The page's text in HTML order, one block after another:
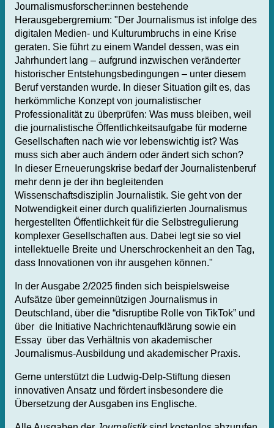
Journalismusforscher:innen bestehende
Herausgebergremium: "Der Journalismus ist infolge des
digitalen Medien- und Kulturumbruchs in eine Krise
geraten. Sie führt zu einem Wandel dessen, was ein
Jahrhundert lang – aufgrund inzwischen veränderter
historischer Entstehungsbedingungen – unter diesem
Beruf verstanden wurde. In dieser Situation gilt es, das
herkömmliche Konzept von journalistischer
Professionalität zu überprüfen: Was muss bleiben, weil
die journalistische Öffentlichkeitsaufgabe für moderne
Gesellschaften nach wie vor lebenswichtig ist? Was
muss sich aber auch ändern oder ändert sich schon?
In dieser Erneuerungskrise bedarf der Journalistenberuf
mehr denn je der ihn begleitenden
Wissenschaftsdisziplin Journalistik. Sie geht von der
Notwendigkeit einer durch qualifizierten Journalismus
hergestellten Öffentlichkeit für die Selbstregulierung
komplexer Gesellschaften aus. Dabei legt sie so viel
intellektuelle Breite und Unerschrockenheit an den Tag,
dass Innovationen von ihr ausgehen können."
In der Ausgabe 2/2025 finden sich beispielsweise
Aufsätze über gemeinnützigen Journalismus in
Deutschland, über die “disruptibe Rolle von TikTok” und
über die Initiative Nachrichtenaufklärung sowie ein
Essay über das Verhältnis von akademischer
Journalismus-Ausbildung und akademischer Praxis.
Gerne unterstützt die Ludwig-Delp-Stiftung diesen
innovativen Ansatz und fördert insbesondere die
Übersetzung der Ausgaben ins Englische.